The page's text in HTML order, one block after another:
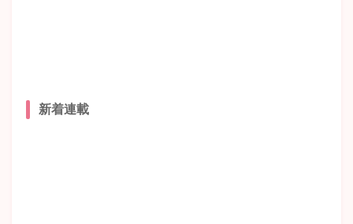
新着連載